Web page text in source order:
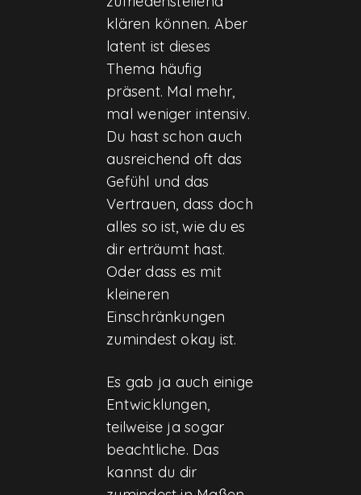
klären können. Aber
latent ist dieses
Thema häufig
präsent. Mal mehr,
mal weniger intensiv.
Du hast schon auch
ausreichend oft das
Gefühl und das
Vertrauen, dass doch
alles so ist, wie du es
dir erträumt hast.
Oder dass es mit
kleineren
Einschränkungen
zumindest okay ist.
Es gab ja auch einige
Entwicklungen,
teilweise ja sogar
beachtliche. Das
kannst du dir